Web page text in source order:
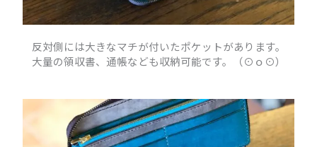
反対側には大きなマチが付いたポケットがあります。
大量の領収書、通帳なども収納可能です。（⊙ｏ⊙）